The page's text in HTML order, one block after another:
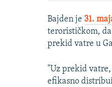
Bajden je 31.
terorističkom,
prekid vatre u
"Uz prekid
efikasno